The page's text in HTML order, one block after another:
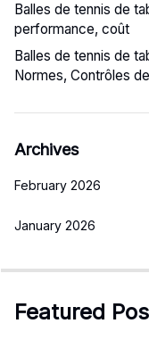
Balles de tennis de
performance, coût
Balles de tennis de
Normes, Contrôles
Archives
February 2026
January 2026
Featured